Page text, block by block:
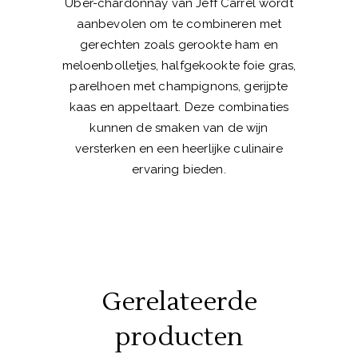
Uber-chardonnay van Jeff Carrel wordt
aanbevolen om te combineren met
gerechten zoals gerookte ham en
meloenbolletjes, halfgekookte foie gras,
parelhoen met champignons, gerijpte
kaas en appeltaart. Deze combinaties
kunnen de smaken van de wijn
versterken en een heerlijke culinaire
ervaring bieden.
Gerelateerde
producten